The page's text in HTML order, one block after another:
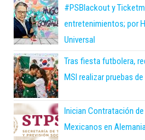
#PSBlackout y
entretenimientos; por
Universal
Tras fiesta futbolera,
MSI realizar pruebas de
Inician Contratación
Mexicanos en